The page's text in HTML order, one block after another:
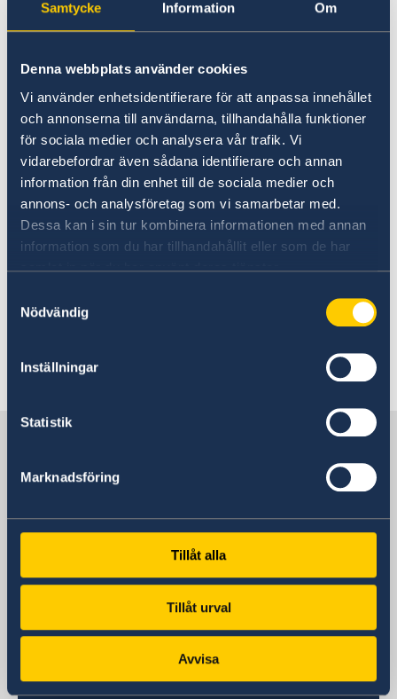
Samtycke Information Om
Denna webbplats använder cookies
Vi använder enhetsidentifierare för att anpassa innehållet
och annonserna till användarna, tillhandahålla funktioner
för sociala medier och analysera vår trafik. Vi
vidarebefordrar även sådana identifierare och annan
information från din enhet till de sociala medier och
annons- och analysföretag som vi samarbetar med.
Dessa kan i sin tur kombinera informationen med annan
information som du har tillhandahållit eller som de har
samlat in när du har använt deras tjänster.
Nödvändig
Inställningar
Statistik
Marknadsföring
Tillåt alla
Tillåt urval
Avvisa
och tips inför din utlandsresa och information
om vilken hjälp du kan få av UD i olika
situationer.
UD:s reseinformation på
regeringen.se
Ladda ner appen UD Resklar
Följ UD Resklar på Facebook och X
UD Resklar på Facebook
generalkonsulat
Turkiet, Ankara
Turkiet, Istanbul
Svenska konsulat